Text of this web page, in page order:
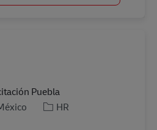
Puebla
Kategória
HR